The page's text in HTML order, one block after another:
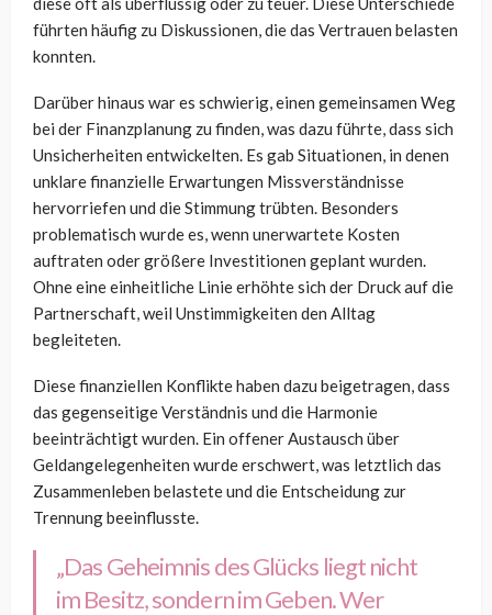
führten häufig zu Diskussionen, die das Vertrauen belasten
konnten.
Darüber hinaus war es schwierig, einen gemeinsamen Weg
bei der Finanzplanung zu finden, was dazu führte, dass sich
Unsicherheiten entwickelten. Es gab Situationen, in denen
unklare finanzielle Erwartungen Missverständnisse
hervorriefen und die Stimmung trübten. Besonders
problematisch wurde es, wenn unerwartete Kosten
auftraten oder größere Investitionen geplant wurden.
Ohne eine einheitliche Linie erhöhte sich der Druck auf die
Partnerschaft, weil Unstimmigkeiten den Alltag
begleiteten.
Diese finanziellen Konflikte haben dazu beigetragen, dass
das gegenseitige Verständnis und die Harmonie
beeinträchtigt wurden. Ein offener Austausch über
Geldangelegenheiten wurde erschwert, was letztlich das
Zusammenleben belastete und die Entscheidung zur
Trennung beeinflusste.
„Das Geheimnis des Glücks liegt nicht
im Besitz, sondern im Geben. Wer